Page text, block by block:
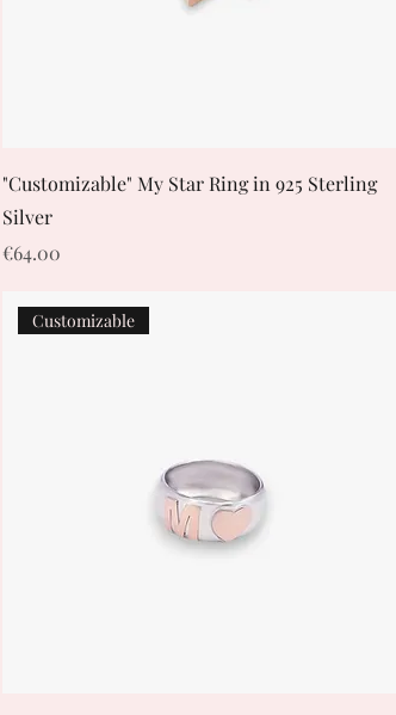
"Customizable" My Star Ring in 925 Sterling
Silver
Price
€64.00
Customizable